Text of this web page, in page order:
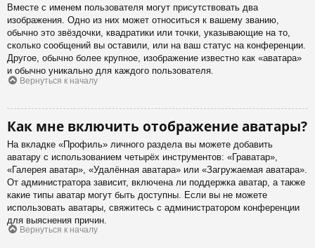
Вместе с именем пользователя могут присутствовать два
изображения. Одно из них может относиться к вашему званию,
обычно это звёздочки, квадратики или точки, указывающие на то,
сколько сообщений вы оставили, или на ваш статус на конференции.
Другое, обычно более крупное, изображение известно как «аватара»
и обычно уникально для каждого пользователя.
Вернуться к началу
Как мне включить отображение аватары?
На вкладке «Профиль» личного раздела вы можете добавить
аватару с использованием четырёх инструментов: «Граватар»,
«Галерея аватар», «Удалённая аватара» или «Загружаемая аватара».
От администратора зависит, включена ли поддержка аватар, а также
какие типы аватар могут быть доступны. Если вы не можете
использовать аватары, свяжитесь с администратором конференции
для выяснения причин.
Вернуться к началу